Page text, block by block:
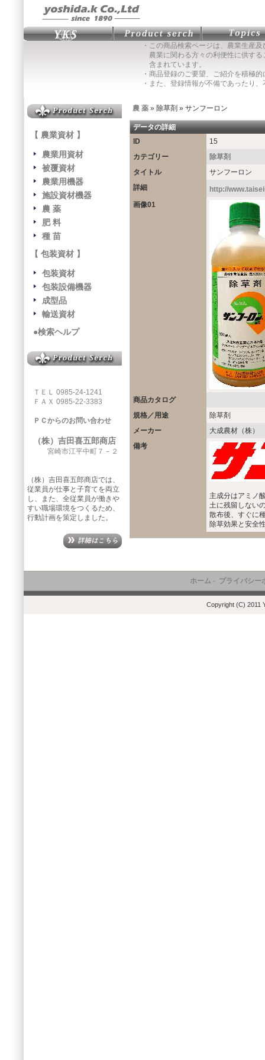
・この商品検索ページは、農業生産
農業に関わる方々の利便性に供する
含まれています。
・商品登録のご要望、ご紹介を積極
・また、登録情報が不備であったり
【 農業資材 】
農業用資材
被覆資材
農業用機器
施設資材機器
農 薬
肥 料
種 苗
【 包装資材 】
包装資材
包装設備機器
成型品
輸送資材
●検索ヘルプ
ＴＥＬ 0985-24-1241
ＦＡＸ 0985-22-3383
ＰＣからのお問い合わせ
（株）吉田喜五郎商店
宮崎市江平中町７－２
（株）吉田喜五郎商店では、
従業員が仕事と子育てを両立
し、また、全従業員が働きや
すい職場環境をつくるため、
行動計画を策定しました。
農 薬 » 除草剤 » サンフーロン
データの詳細
ID
15
カテゴリー
除草剤
タイトル
サンフーロン
詳細
http://
画像01
商品カタログ
規格／用途
除草剤
メーカー
大成農材（株）
備考
主成分はアミノ
土に残留しない
散布後、すぐ
除草効果と安全
ホーム- プライバシー
Copyright (C) 2011